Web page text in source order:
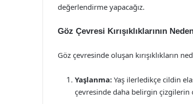
değerlendirme yapacağız.
Göz Çevresi Kırışıklıklarının
Göz çevresinde oluşan kırışıklıkların
Yaşlanma: Yaş ilerledikçe cildin
çevresinde daha belirgin çizgilerin